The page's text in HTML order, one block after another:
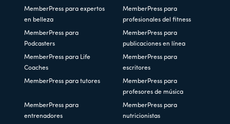
MemberPress para expertos
en belleza
MemberPress para
profesionales del fitness
MemberPress para
Podcasters
MemberPress para
publicaciones en línea
MemberPress para Life
Coaches
MemberPress para
escritores
MemberPress para tutores
MemberPress para
profesores de música
MemberPress para
entrenadores
MemberPress para
nutricionistas